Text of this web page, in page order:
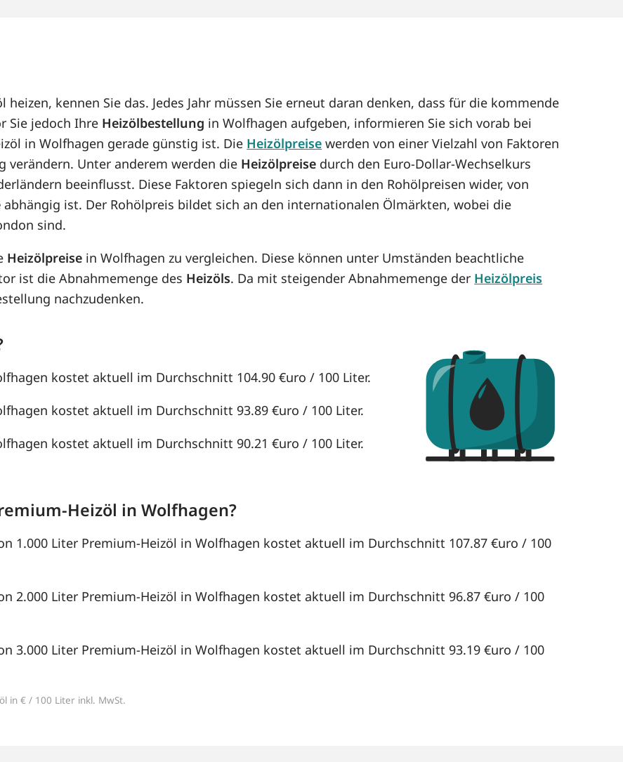
kennen Sie das. Jedes Jahr müssen Sie erneut daran denken, dass für die kommende
Sie jedoch Ihre Heizölbestellung in Wolfhagen aufgeben, informieren Sie sich vorab bei
in Wolfhagen gerade günstig ist. Die Heizölpreise werden von einer Vielzahl von Faktoren
verändern. Unter anderem werden die Heizölpreise durch den Euro-Dollar-Wechselkurs
beeinflusst. Diese Faktoren spiegeln sich dann in den Rohölpreisen wider, von
abhängig ist. Der Rohölpreis bildet sich an den internationalen Ölmärkten, wobei die
sind.
Heizölpreise in Wolfhagen zu vergleichen. Diese können unter Umständen beachtliche
ist die Abnahmemenge des Heizöls. Da mit steigender Abnahmemenge der Heizölpreis
nachzudenken.
kostet aktuell im Durchschnitt 104.90 €uro / 100 Liter.
kostet aktuell im Durchschnitt 93.89 €uro / 100 Liter.
kostet aktuell im Durchschnitt 90.21 €uro / 100 Liter.
Heizöl in Wolfhagen?
1.000 Liter Premium-Heizöl in Wolfhagen kostet aktuell im Durchschnitt 107.87 €uro / 100
2.000 Liter Premium-Heizöl in Wolfhagen kostet aktuell im Durchschnitt 96.87 €uro / 100
3.000 Liter Premium-Heizöl in Wolfhagen kostet aktuell im Durchschnitt 93.19 €uro / 100
in € / 100 Liter inkl. MwSt.